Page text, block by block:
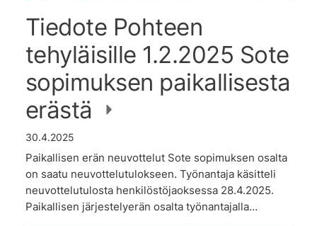
Tiedote Pohteen
tehyläisille 1.2.2025 Sote
sopimuksen paikallisesta
erästä
30.4.2025
Paikallisen erän neuvottelut Sote sopimuksen osalta
on saatu neuvottelutulokseen. Työnantaja käsitteli
neuvottelutulosta henkilöstöjaoksessa 28.4.2025.
Paikallisen järjestelyerän osalta työnantajalla…